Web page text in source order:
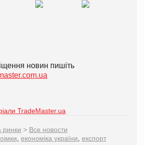
новин пишіть
TradeMaster.ua
ринки > Все новости
економіка україни експорт